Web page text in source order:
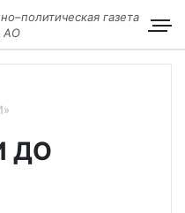
газета
АО
ДО